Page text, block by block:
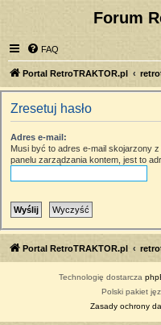
Forum
FAQ
Portal RetroTRAKTOR.pl
Zresetuj hasło
Adres e-mail:
Musi być to adres e-mail skojarzony
panelu zarządzania kontem, jest to
Portal RetroTRAKTOR.pl
Technologię dostarcza
Polski pakiet
Zasady ochrony